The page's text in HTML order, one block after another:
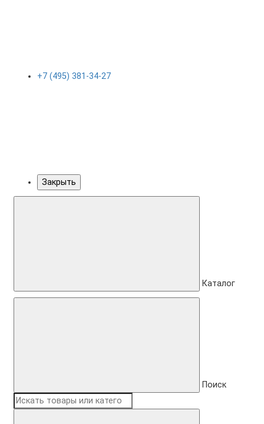
+7 (495) 381-34-27
Закрыть
Каталог
Поиск